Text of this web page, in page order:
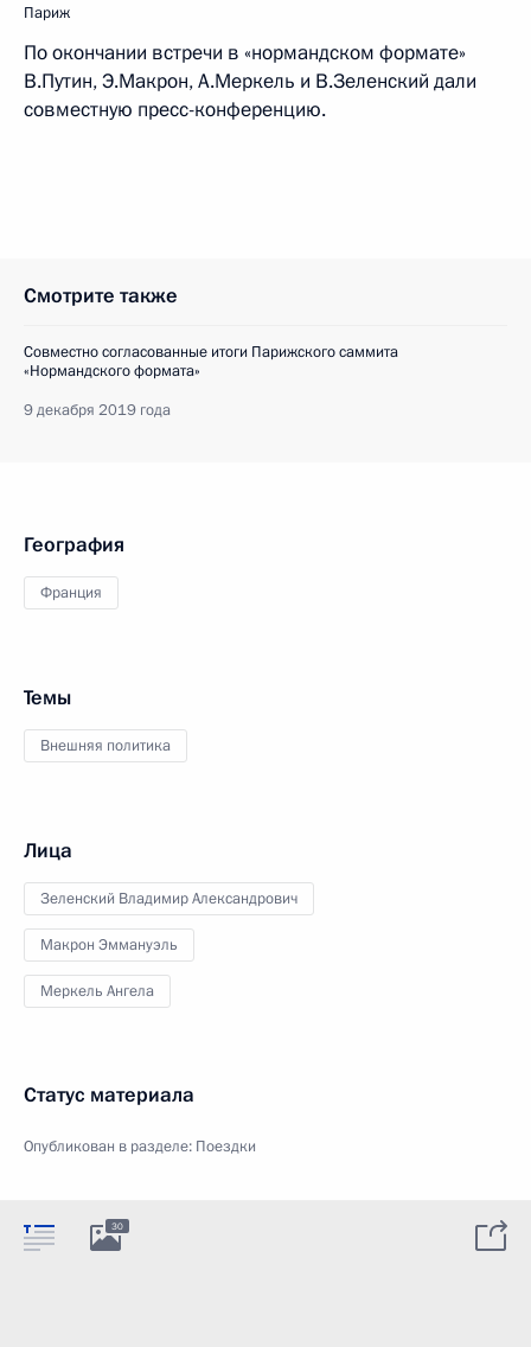
Париж
По окончании встречи в «нормандском формате»
В.Путин, Э.Макрон, А.Меркель и В.Зеленский дали
совместную пресс-конференцию.
Смотрите также
Совместно согласованные итоги Парижского саммита
«Нормандского формата»
9 декабря 2019 года
География
Франция
Темы
Внешняя политика
Лица
Зеленский Владимир Александрович
Макрон Эммануэль
Меркель Ангела
Статус материала
Опубликован в разделе: Поездки
30